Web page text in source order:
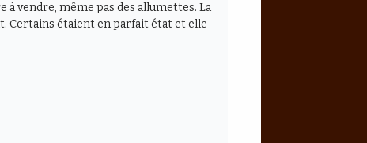
vendre, même pas des allumettes. La
Certains étaient en parfait état et elle